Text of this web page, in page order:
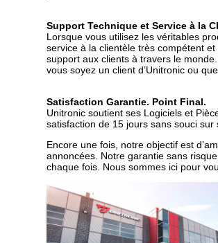
Support Technique et Service à la
Lorsque vous utilisez les véritables
service à la clientèle très compétent
support aux clients à travers le
vous soyez un client d’Unitronic ou
Satisfaction Garantie. Point Final.
Unitronic soutient ses Logiciels et
satisfaction de 15 jours sans souci
Encore une fois, notre objectif est
annoncées. Notre garantie sans
chaque fois. Nous sommes ici pour